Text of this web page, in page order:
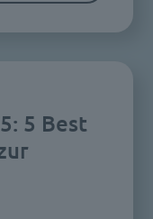
5 Best